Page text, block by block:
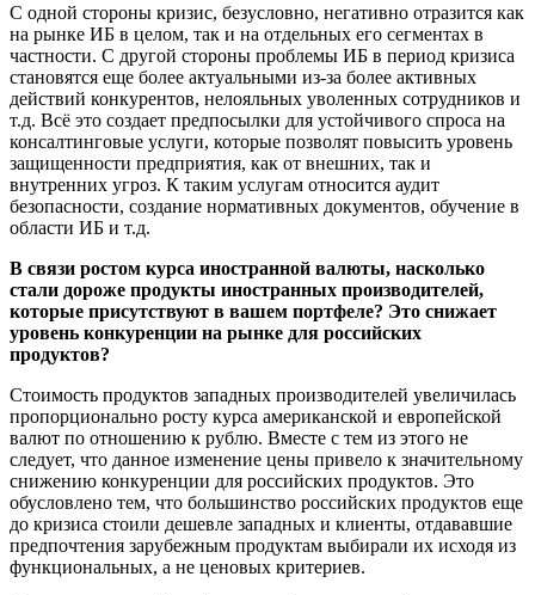
С одной стороны кризис, безусловно, негативно отразится как
на рынке ИБ в целом, так и на отдельных его сегментах в
частности. С другой стороны проблемы ИБ в период кризиса
становятся еще более актуальными из-за более активных
действий конкурентов, нелояльных уволенных сотрудников и
т.д. Всё это создает предпосылки для устойчивого спроса на
консалтинговые услуги, которые позволят повысить уровень
защищенности предприятия, как от внешних, так и
внутренних угроз. К таким услугам относится аудит
безопасности, создание нормативных документов, обучение в
области ИБ и т.д.
В связи ростом курса иностранной валюты, насколько
стали дороже продукты иностранных производителей,
которые присутствуют в вашем портфеле? Это снижает
уровень конкуренции на рынке для российских
продуктов?
Стоимость продуктов западных производителей увеличилась
пропорционально росту курса американской и европейской
валют по отношению к рублю. Вместе с тем из этого не
следует, что данное изменение цены привело к значительному
снижению конкуренции для российских продуктов. Это
обусловлено тем, что большинство российских продуктов еще
до кризиса стоили дешевле западных и клиенты, отдававшие
предпочтения зарубежным продуктам выбирали их исходя из
функциональных, а не ценовых критериев.